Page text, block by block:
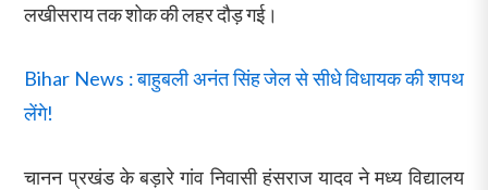
लखीसराय तक शोक की लहर दौड़ गई।
Bihar News : बाहुबली अनंत सिंह जेल से सीधे विधायक की शपथ
लेंगे!
चानन प्रखंड के बड़ारे गांव निवासी हंसराज यादव ने मध्य विद्यालय